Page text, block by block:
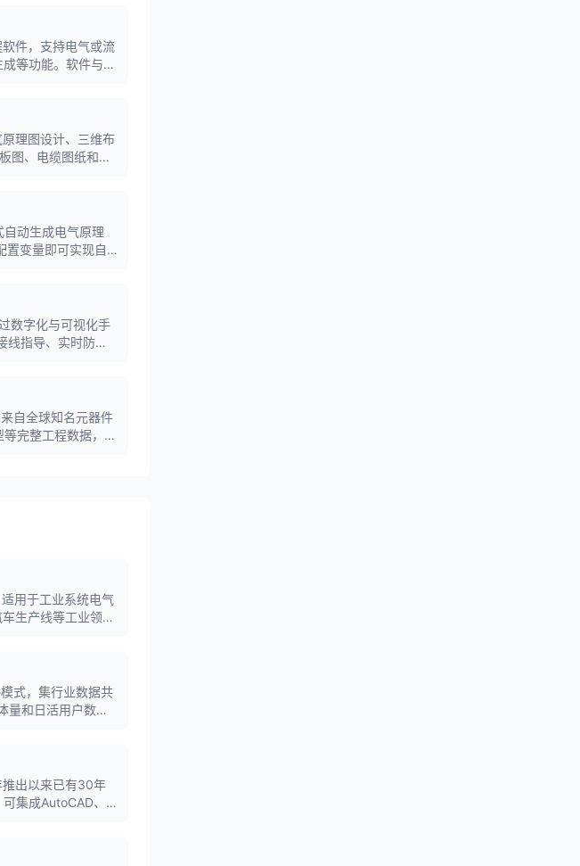
件，支持电气或流
等功能。软件与
理图设计、三维布
图、电缆图纸和报
动生成电气原理
置变量即可实现自
数字化与可视化手
线指导、实时防错
自全球知名元器件
完整工程数据，支
用于工业系统电气
生产线等工业领
式，集行业数据共
量和日活用户数量
出以来已有30年
集成AutoCAD、